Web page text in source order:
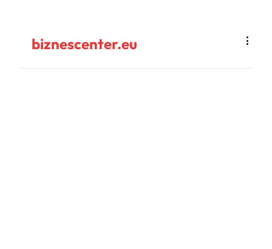
biznescenter.eu